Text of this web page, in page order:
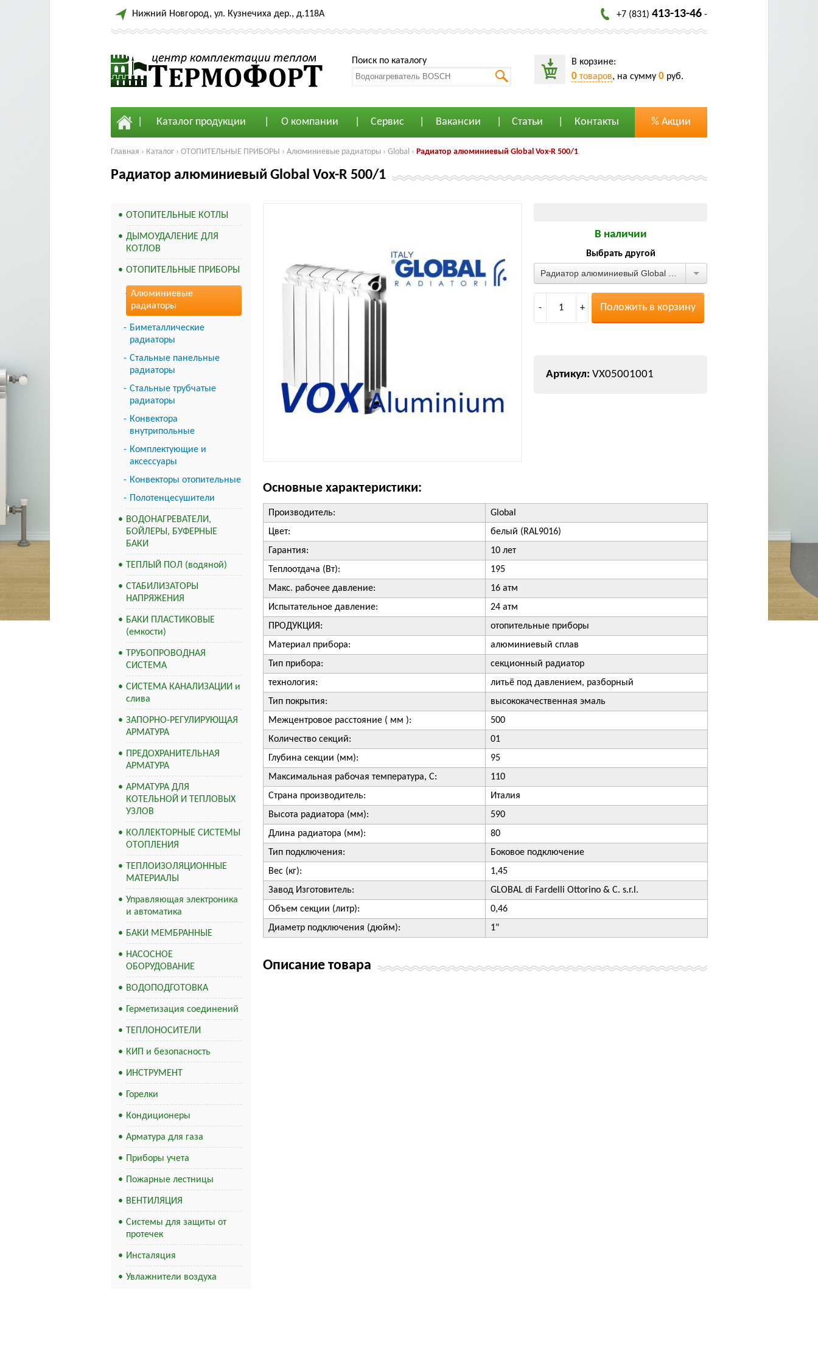
Нижний Новгород, ул. Кузнечиха дер., д.118А +7 (831) 413-13-46 -
Поиск по каталогу В корзине:
0 товаров, на сумму 0 руб.
Каталог продукции О компании Сервис Вакансии Статьи Контакты % Акции
Главная › Каталог › ОТОПИТЕЛЬНЫЕ ПРИБОРЫ › Алюминиевые радиаторы › Global › Радиатор алюминиевый Global Vox-R 500/1
Радиатор алюминиевый Global Vox-R 500/1
ОТОПИТЕЛЬНЫЕ КОТЛЫ
ДЫМОУДАЛЕНИЕ ДЛЯ
КОТЛОВ
ОТОПИТЕЛЬНЫЕ ПРИБОРЫ
Алюминиевые
радиаторы
Биметаллические
радиаторы
Стальные панельные
радиаторы
Стальные трубчатые
радиаторы
Конвектора
внутрипольные
Комплектующие и
аксессуары
Конвекторы отопительные
Полотенцесушители
ВОДОНАГРЕВАТЕЛИ,
БОЙЛЕРЫ, БУФЕРНЫЕ
БАКИ
ТЕПЛЫЙ ПОЛ (водяной)
СТАБИЛИЗАТОРЫ
НАПРЯЖЕНИЯ
БАКИ ПЛАСТИКОВЫЕ
(емкости)
ТРУБОПРОВОДНАЯ
СИСТЕМА
СИСТЕМА КАНАЛИЗАЦИИ и
слива
ЗАПОРНО-РЕГУЛИРУЮЩАЯ
АРМАТУРА
ПРЕДОХРАНИТЕЛЬНАЯ
АРМАТУРА
АРМАТУРА ДЛЯ
КОТЕЛЬНОЙ И ТЕПЛОВЫХ
УЗЛОВ
КОЛЛЕКТОРНЫЕ СИСТЕМЫ
ОТОПЛЕНИЯ
ТЕПЛОИЗОЛЯЦИОННЫЕ
МАТЕРИАЛЫ
Управляющая электроника
и автоматика
БАКИ МЕМБРАННЫЕ
НАСОСНОЕ
ОБОРУДОВАНИЕ
ВОДОПОДГОТОВКА
Герметизация соединений
ТЕПЛОНОСИТЕЛИ
КИП и безопасность
ИНСТРУМЕНТ
Горелки
Кондиционеры
Арматура для газа
Приборы учета
Пожарные лестницы
ВЕНТИЛЯЦИЯ
Системы для защиты от
протечек
Инсталяция
Увлажнители воздуха
В наличии
Выбрать другой
- 1 + Положить в корзину
VX05001001
Основные характеристики:
Производитель:
Global
Цвет:
белый (RAL9016)
Гарантия:
10 лет
Теплоотдача (Вт):
195
Макс. рабочее давление:
16 атм
Испытательное давление:
24 атм
ПРОДУКЦИЯ:
отопительные приборы
Материал прибора:
алюминиевый сплав
Тип прибора:
секционный радиатор
технология:
литьё под давлением, разборный
Тип покрытия:
высококачественная эмаль
Межцентровое расстояние ( мм ):
500
Количество секций:
01
Глубина секции (мм):
95
Максимальная рабочая температура, С:
110
Страна производитель:
Италия
Высота радиатора (мм):
590
Длина радиатора (мм):
80
Тип подключения:
Боковое подключение
Вес (кг):
1,45
Завод Изготовитель:
GLOBAL di Fardelli Ottorino & C. s.r.l.
Объем секции (литр):
0,46
Диаметр подключения (дюйм):
1"
Описание товара